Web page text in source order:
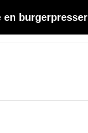
en burgerpresser